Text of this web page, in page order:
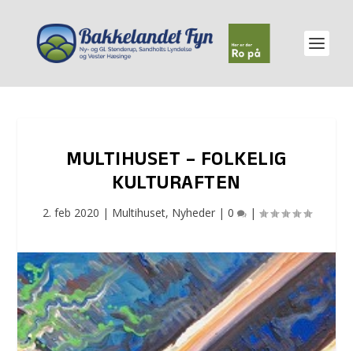
MULTIHUSET – FOLKELIG
KULTURAFTEN
2. feb 2020 | Multihuset, Nyheder| 0 |